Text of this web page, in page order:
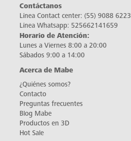
Contáctanos
Línea Contact center: (55) 9088 6223
Línea Whatsapp: 525662141659
Horario de Atención:
Lunes a Viernes 8:00 a 20:00
Sábados 9:00 a 14:00
Acerca de Mabe
¿Quiénes somos?
Contacto
Preguntas frecuentes
Blog Mabe
Productos en 3D
Hot Sale